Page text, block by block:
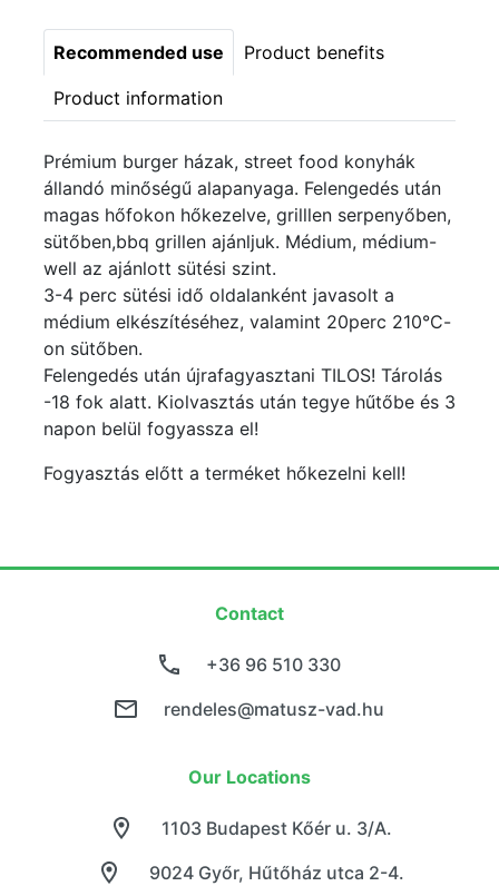
Recommended use Product benefits
Product information
Prémium burger házak, street food konyhák
állandó minőségű alapanyaga. Felengedés után
magas hőfokon hőkezelve, grilllen serpenyőben,
sütőben,bbq grillen ajánljuk. Médium, médium-
well az ajánlott sütési szint.
3-4 perc sütési idő oldalanként javasolt a
médium elkészítéséhez, valamint 20perc 210°C-
on sütőben.
Felengedés után újrafagyasztani TILOS! Tárolás
-18 fok alatt. Kiolvasztás után tegye hűtőbe és 3
napon belül fogyassza el!
Fogyasztás előtt a terméket hőkezelni kell!
Contact
+36 96 510 330
rendeles@matusz-vad.hu
Our Locations
9024 Győr, Hűtőház utca 2-4.
1103 Budapest Kőér u. 3/A.